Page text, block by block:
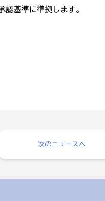
基準に準拠します。
次のニュースへ